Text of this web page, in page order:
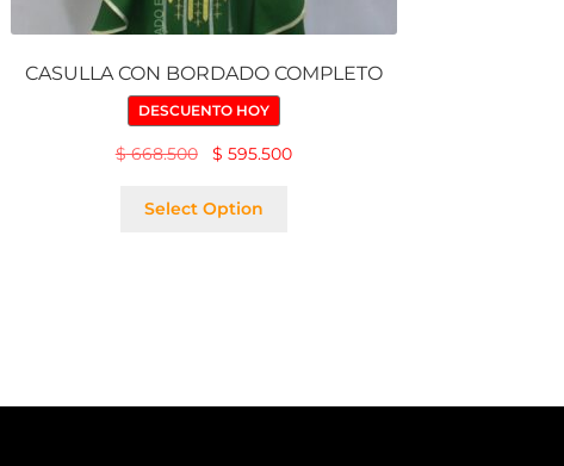
CASULLA CON BORDADO COMPLETO
DESCUENTO HOY
$668.500 $ 595.500
Select Option